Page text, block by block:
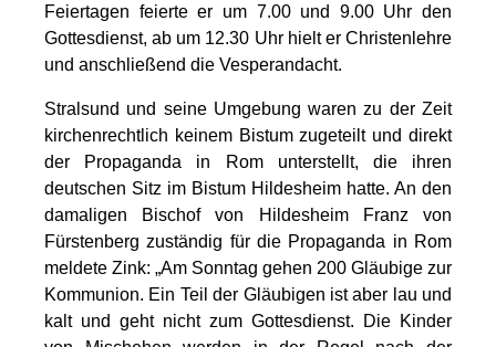
Feiertagen feierte er um 7.00 und 9.00 Uhr den
Gottesdienst, ab um 12.30 Uhr hielt er Christenlehre
und anschließend die Vesperandacht.
Stralsund und seine Umgebung waren zu der Zeit
kirchenrechtlich keinem Bistum zugeteilt und direkt
der Propaganda in Rom unterstellt, die ihren
deutschen Sitz im Bistum Hildesheim hatte. An den
damaligen Bischof von Hildesheim Franz von
Fürstenberg zuständig für die Propaganda in Rom
meldete Zink: „Am Sonntag gehen 200 Gläubige zur
Kommunion. Ein Teil der Gläubigen ist aber lau und
kalt und geht nicht zum Gottesdienst. Die Kinder